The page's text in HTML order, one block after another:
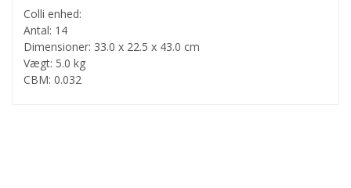
Colli enhed:
Antal: 14
Dimensioner: 33.0 x 22.5 x 43.0 cm
Vægt: 5.0 kg
CBM: 0.032